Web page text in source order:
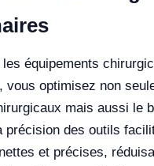
équipements
vous optimisez non
mais aussi le
précision des outils
et précises,